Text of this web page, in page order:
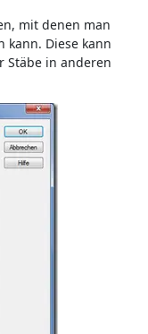
mit denen man
kann. Diese kann
Stäbe in anderen